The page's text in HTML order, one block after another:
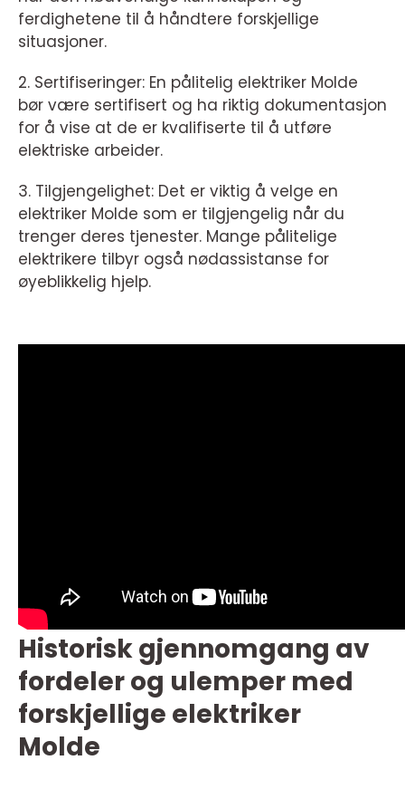
ferdighetene til å håndtere forskjellige
situasjoner.
2. Sertifiseringer: En pålitelig elektriker Molde
bør være sertifisert og ha riktig dokumentasjon
for å vise at de er kvalifiserte til å utføre
elektriske arbeider.
3. Tilgjengelighet: Det er viktig å velge en
elektriker Molde som er tilgjengelig når du
trenger deres tjenester. Mange pålitelige
elektrikere tilbyr også nødassistanse for
øyeblikkelig hjelp.
Historisk gjennomgang av
fordeler og ulemper med
forskjellige elektriker
Molde